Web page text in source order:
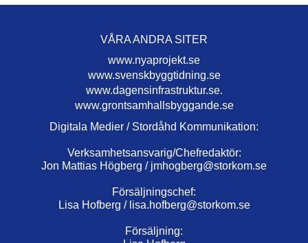
VÅRA ANDRA SITER
www.nyaprojekt.se
www.svenskbyggtidning.se
www.dagensinfrastruktur.se.
www.grontsamhallsbyggande.se
Digitala Medier / Stordåhd Kommunikation:
Verksamhetsansvarig/Chefredaktör:
Jon Mattias Högberg / jmhogberg@storkom.se
Försäljningschef:
Lisa Hofberg / lisa.hofberg@storkom.se
Försäljning: